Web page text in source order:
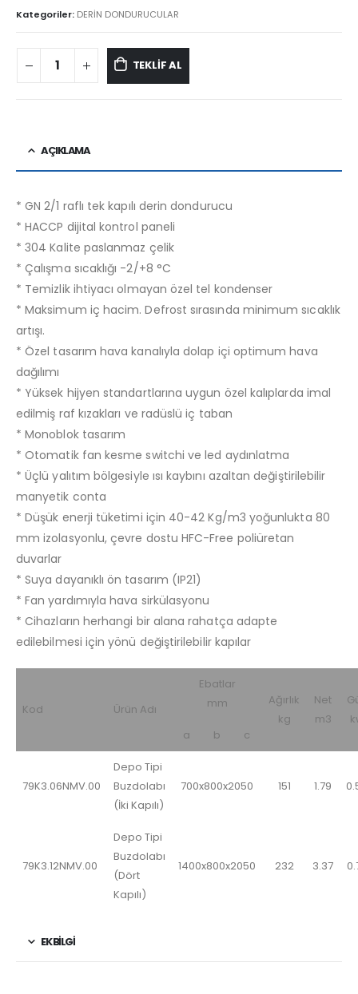
Kategoriler: DERİN DONDURUCULAR
TEKLİF AL
AÇIKLAMA
* GN 2/1 raflı tek kapılı derin dondurucu
* HACCP dijital kontrol paneli
* 304 Kalite paslanmaz çelik
* Çalışma sıcaklığı -2/+8 °C
* Temizlik ihtiyacı olmayan özel tel kondenser
* Maksimum iç hacim. Defrost sırasında minimum sıcaklık
artışı.
* Özel tasarım hava kanalıyla dolap içi optimum hava
dağılımı
* Yüksek hijyen standartlarına uygun özel kalıplarda imal
edilmiş raf kızakları ve radüslü iç taban
* Monoblok tasarım
* Otomatik fan kesme switchi ve led aydınlatma
* Üçlü yalıtım bölgesiyle ısı kaybını azaltan değiştirilebilir
manyetik conta
* Düşük enerji tüketimi için 40-42 Kg/m3 yoğunlukta 80
mm izolasyonlu, çevre dostu HFC-Free poliüretan
duvarlar
* Suya dayanıklı ön tasarım (IP21)
* Fan yardımıyla hava sirkülasyonu
* Cihazların herhangi bir alana rahatça adapte
edilebilmesi için yönü değiştirilebilir kapılar
Kod Ürün Adı
Ebatlar
mm
Ağırlık
kg
Net
m3
a
b c
79K3.06NMV.00
Depo Tipi
Buzdolabı
(İki Kapılı)
700x800x2050 151 1.79
79K3.12NMV.00
Depo Tipi
Buzdolabı
(Dört
Kapılı)
1400x800x2050 232 3.37
EK BILGI